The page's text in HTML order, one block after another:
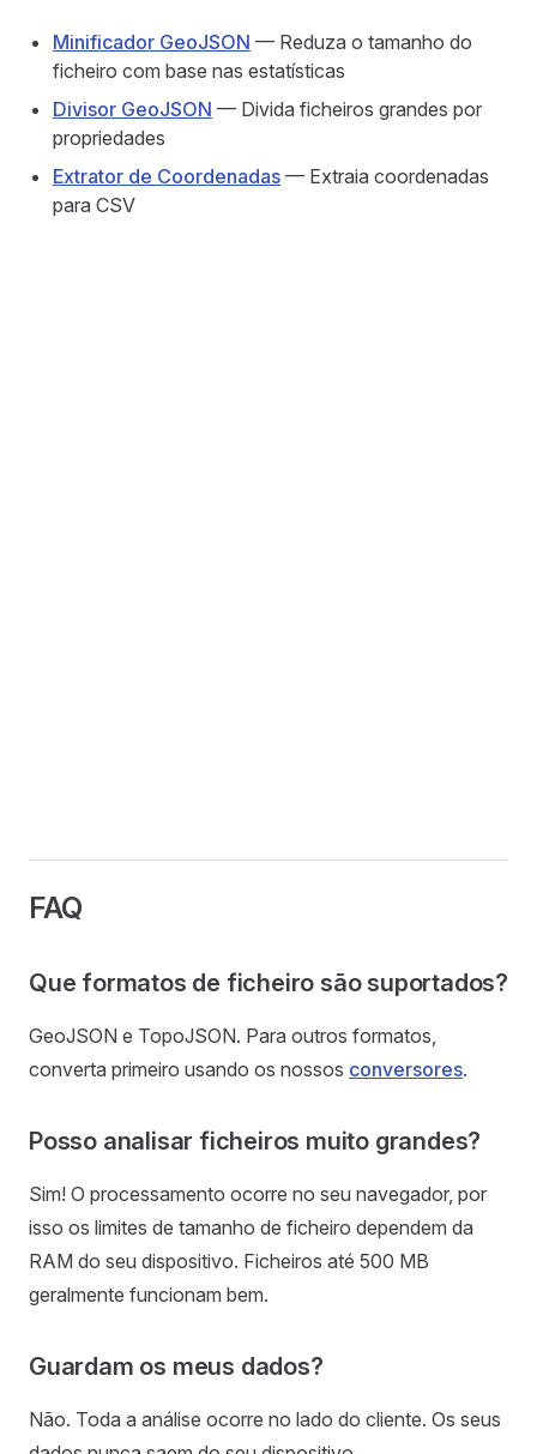
Minificador GeoJSON — Reduza o tamanho do
ficheiro com base nas estatísticas
Divisor GeoJSON — Divida ficheiros grandes por
propriedades
Extrator de Coordenadas — Extraia coordenadas
para CSV
FAQ
Que formatos de ficheiro são suportados?
GeoJSON e TopoJSON. Para outros formatos,
converta primeiro usando os nossos conversores.
Posso analisar ficheiros muito grandes?
Sim! O processamento ocorre no seu navegador, por
isso os limites de tamanho de ficheiro dependem da
RAM do seu dispositivo. Ficheiros até 500 MB
geralmente funcionam bem.
Guardam os meus dados?
Não. Toda a análise ocorre no lado do cliente. Os seus